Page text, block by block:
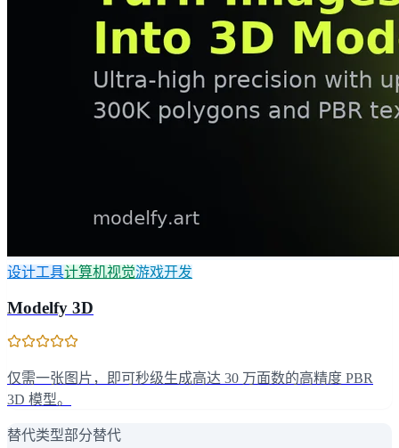
设计工具计算机视觉游戏开发
Modelfy 3D
仅需一张图片，即可秒级生成高达 30 万面数的高精度 PBR
3D 模型。
替代类型部分替代